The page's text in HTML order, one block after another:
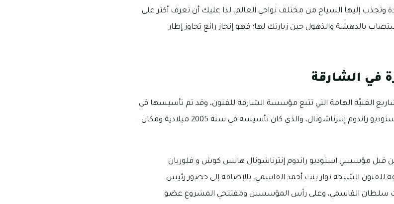
وتجذب إليها السياح من مختلف نواحي العالم، لذا عليك أن تعرف أكثر على
بالدهشة والذهول حين زيارتك لها؛ فهو إنجاز رائع تجاوز إطار
في الشارقة
الفنيّة الهامة التي تتبع مؤسسة الشارقة للفنون، وقد تم تأسيسها في
سنة 2018 ميلادية وصُمّمت بإشراف من استوديو راندوم إنترناشونال، والذي كان تأسيسه في سنة 2005 ميلادية ومكان
من قبل مؤسسي استوديو راندوم إنترناشونال هانس كوش و فلوريان
للفنون الشيخة نوار بنت أحمد القاسمي، بالإضافة إلى حضور رئيس
سلطان القاسمي، وعلى رأس المؤسسين ومفتتحي المشروع عضو